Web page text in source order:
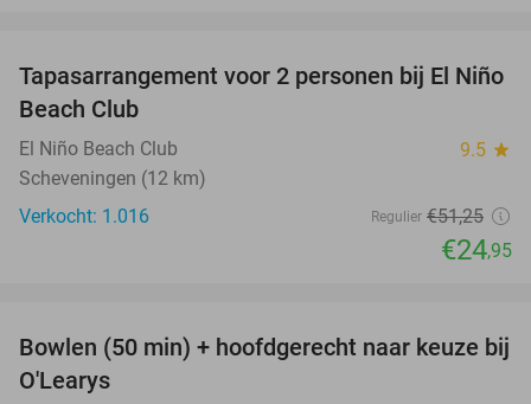
51%
Tapasarrangement voor 2 personen bij El Niño
Beach Club
El Niño Beach Club 9.5 star
Scheveningen (12 km)
Verkocht: 1.016
Regulier €51,25
€24,95
38%
Bowlen (50 min) + hoofdgerecht naar keuze bij
O'Learys